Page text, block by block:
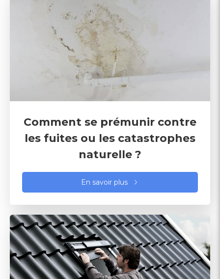
Comment se prémunir contre
les fuites ou les catastrophes
naturelle ?
En savoir plus